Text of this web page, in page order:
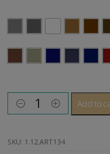
Add to
SKU: 1.12.ART134